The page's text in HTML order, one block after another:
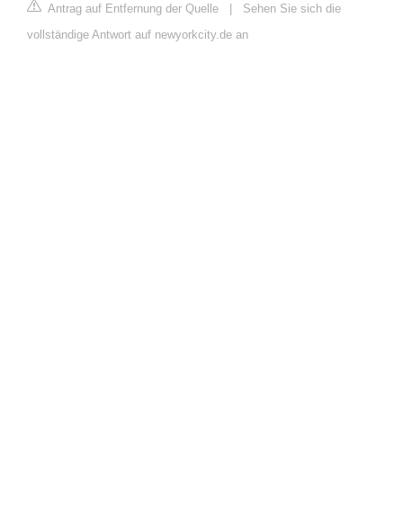
Antrag auf Entfernung der Quelle | Sehen Sie sich die
vollständige Antwort auf newyorkcity.de an